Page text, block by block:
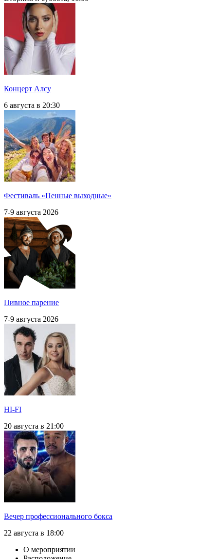
Концерт Алсу
6 августа в 20:30
Фестиваль «Пенные выходные»
7-9 августа 2026
Пивное парение
7-9 августа 2026
HI-FI
20 августа в 21:00
Вечер профессионального бокса
22 августа в 18:00
О мероприятии